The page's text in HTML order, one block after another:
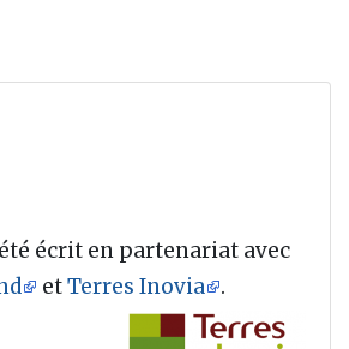
écrit en partenariat avec
etTerres Inovia .